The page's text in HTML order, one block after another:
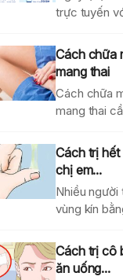
trực tuyến
Cách chữa
mang thai
Cách chữa
mang thai
Cách trị
chị em...
Nhiều
vùng kín
Cách trị cô
ăn uống...